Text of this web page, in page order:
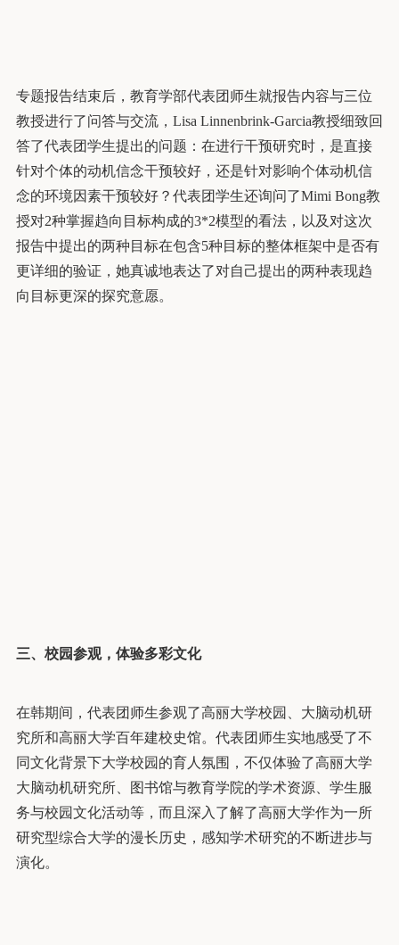
专题报告结束后，教育学部代表团师生就报告内容与三位
教授进行了问答与交流，Lisa Linnenbrink-Garcia教授细致回
答了代表团学生提出的问题：在进行干预研究时，是直接
针对个体的动机信念干预较好，还是针对影响个体动机信
念的环境因素干预较好？代表团学生还询问了Mimi Bong教
授对2种掌握趋向目标构成的3*2模型的看法，以及对这次
报告中提出的两种目标在包含5种目标的整体框架中是否有
更详细的验证，她真诚地表达了对自己提出的两种表现趋
向目标更深的探究意愿。
三、 校园参观，体验多彩文化
在韩期间，代表团师生参观了高丽大学校园、大脑动机研
究所和高丽大学百年建校史馆。代表团师生实地感受了不
同文化背景下大学校园的育人氛围，不仅体验了高丽大学
大脑动机研究所、图书馆与教育学院的学术资源、学生服
务与校园文化活动等，而且深入了解了高丽大学作为一所
研究型综合大学的漫长历史，感知学术研究的不断进步与
演化。